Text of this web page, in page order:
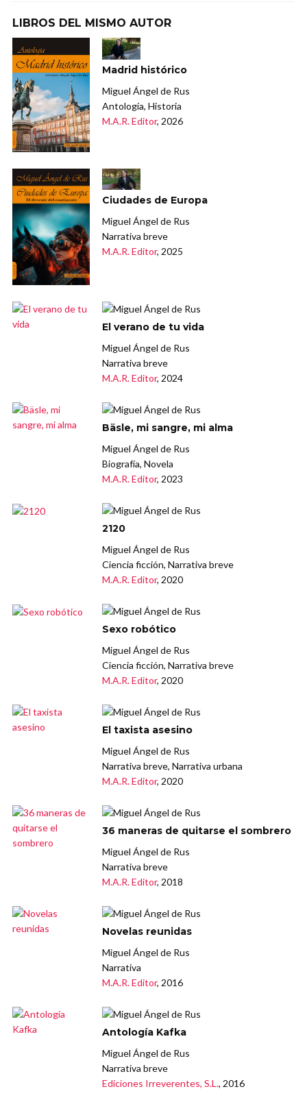
LIBROS DEL MISMO AUTOR
Madrid histórico
Miguel Ángel de Rus
Antología, Historia
M.A.R. Editor, 2026
Ciudades de Europa
Miguel Ángel de Rus
Narrativa breve
M.A.R. Editor, 2025
El verano de tu vida
Miguel Ángel de Rus
Narrativa breve
M.A.R. Editor, 2024
Bäsle, mi sangre, mi alma
Miguel Ángel de Rus
Biografía, Novela
M.A.R. Editor, 2023
2120
Miguel Ángel de Rus
Ciencia ficción, Narrativa breve
M.A.R. Editor, 2020
Sexo robótico
Miguel Ángel de Rus
Ciencia ficción, Narrativa breve
M.A.R. Editor, 2020
El taxista asesino
Miguel Ángel de Rus
Narrativa breve, Narrativa urbana
M.A.R. Editor, 2020
36 maneras de quitarse el sombrero
Miguel Ángel de Rus
Narrativa breve
M.A.R. Editor, 2018
Novelas reunidas
Miguel Ángel de Rus
Narrativa
M.A.R. Editor, 2016
Antología Kafka
Miguel Ángel de Rus
Narrativa breve
Ediciones Irreverentes, S.L., 2016